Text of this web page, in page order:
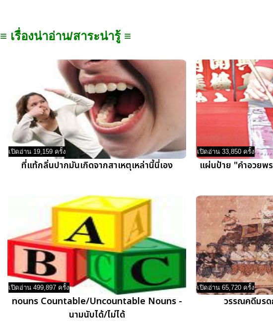
≡ เรื่องน่าอ่าน/สาระน่ารู้ ≡
เปิดอ่าน 19,159 ครั้ง
ที่แท้กลิ่นปากมันเกิดจากสาเหตุเหล่านี้นี่เอง
เปิดอ่าน 33,850 ครั้ง
แผ่นป้าย "คำอวยพ
เปิดอ่าน 499,897 ครั้ง
nouns Countable/Uncountable Nouns -
นามนับได้/ไม่ได้
เปิดอ่าน 65,720 ครั้ง
วรรณคดีมร